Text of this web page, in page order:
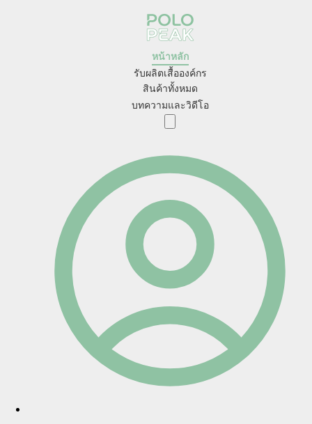
หน้าหลัก
รับผลิตเสื้อองค์กร
สินค้าทั้งหมด
บทความและวิดีโอ